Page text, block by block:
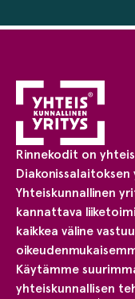
Rinnekodit on
Yhteiskunnallinen
kannattava
kaikkea väline
Käytämme
yhteiskunnallisen